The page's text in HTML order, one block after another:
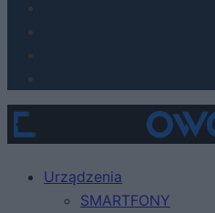
Urządzenia
SMARTFONY